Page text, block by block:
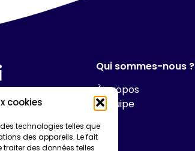
cookies
technologies telles que
des appareils. Le fait
des données telles
Qui sommes-nous ?
À propos
L’équipe